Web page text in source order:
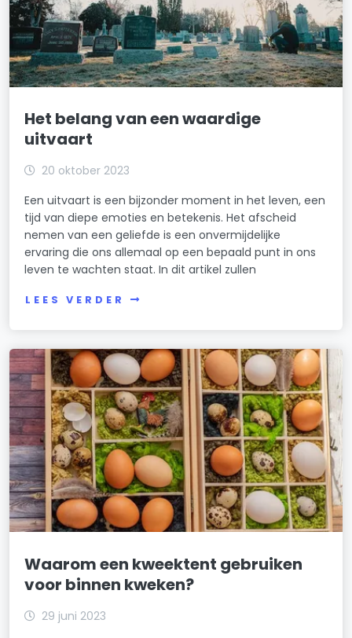
Het belang van een waardige
uitvaart
20 oktober 2023
Een uitvaart is een bijzonder moment in het leven, een
tijd van diepe emoties en betekenis. Het afscheid
nemen van een geliefde is een onvermijdelijke
ervaring die ons allemaal op een bepaald punt in ons
leven te wachten staat. In dit artikel zullen
LEES VERDER
Waarom een kweektent gebruiken
voor binnen kweken?
29 juni 2023